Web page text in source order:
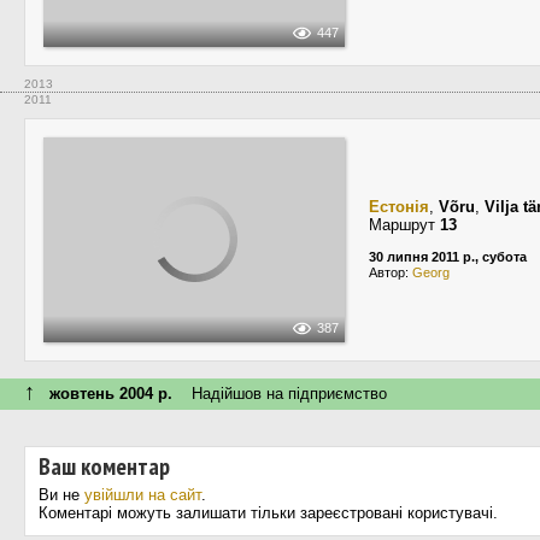
447
2013
2011
387
Естонія, Võru, Vilja
Маршрут 13
30 липня 2011 р., субота
Автор: Georg
↑ жовтень 2004 р. Надійшов на підприємство
Ваш коментар
Ви не увійшли на сайт.
Коментарі можуть залишати тільки зареєстровані користувачі.